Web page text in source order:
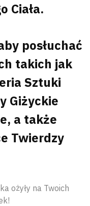
Ciała.
posłuchać
takich jak
Sztuki
Giżyckie
a także
Twierdzy
ożyły na Twoich